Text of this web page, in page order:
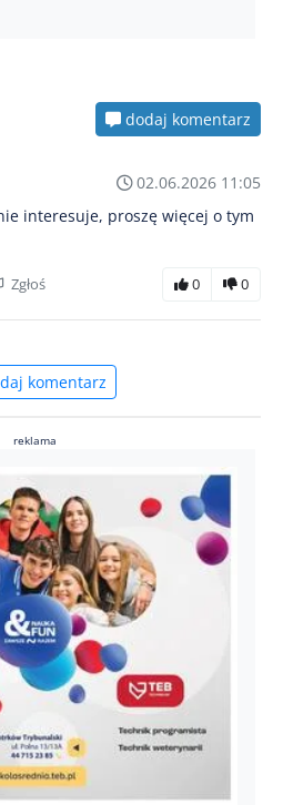
dodaj komentarz
02.06.2026 11:05
interesuje, proszę więcej o tym
Zgłoś 0 0
komentarz
reklama